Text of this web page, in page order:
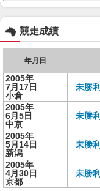
競走成績
年月日
2005年
7月17日
小倉
未勝利
2005年
6月5日
中京
未勝利
2005年
5月14日
新潟
未勝利
2005年
4月30日
京都
未勝利